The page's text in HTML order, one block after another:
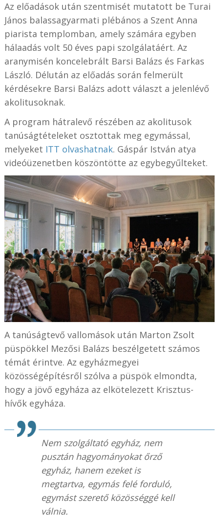
Az előadások után szentmisét mutatott be Turai
János balassagyarmati plébános a Szent Anna
piarista templomban, amely számára egyben
hálaadás volt 50 éves papi szolgálatáért. Az
aranymisén koncelebrált Barsi Balázs és Farkas
László. Délután az előadás során felmerült
kérdésekre Barsi Balázs adott választ a jelenlévő
akolitusoknak.
A program hátralevő részében az akolitusok
tanúságtételeket osztottak meg egymással,
melyeket ITT olvashatnak. Gáspár István atya
videóüzenetben köszöntötte az egybegyűlteket.
A tanúságtevő vallomások után Marton Zsolt
püspökkel Mezősi Balázs beszélgetett számos
témát érintve. Az egyházmegyei
közösségépítésről szólva a püspök elmondta,
hogy a jövő egyháza az elkötelezett Krisztus-
hívők egyháza.
Nem szolgáltató egyház, nem
pusztán hagyományokat őrző
egyház, hanem ezeket is
megtartva, egymás felé forduló,
egymást szerető közösséggé kell
válnia.